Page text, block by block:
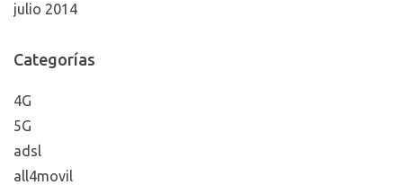
julio 2014
Categorías
4G
5G
adsl
all4movil